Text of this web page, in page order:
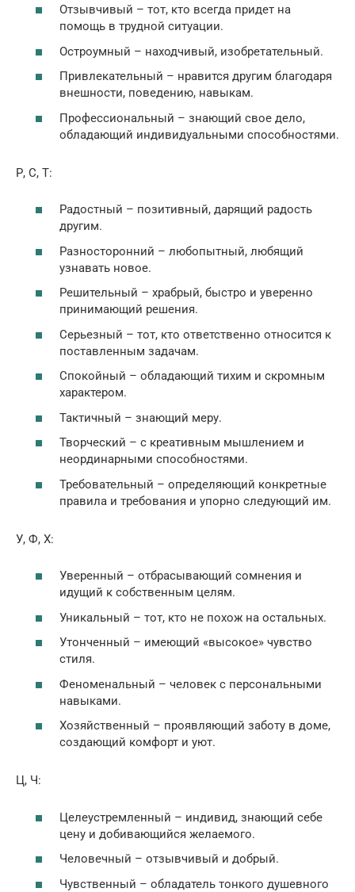
Отзывчивый – тот, кто всегда придет на
помощь в трудной ситуации.
Остроумный – находчивый, изобретательный.
Привлекательный – нравится другим благодаря
внешности, поведению, навыкам.
Профессиональный – знающий свое дело,
обладающий индивидуальными способностями.
Р, С, Т:
Радостный – позитивный, дарящий радость
другим.
Разносторонний – любопытный, любящий
узнавать новое.
Решительный – храбрый, быстро и уверенно
принимающий решения.
Серьезный – тот, кто ответственно относится к
поставленным задачам.
Спокойный – обладающий тихим и скромным
характером.
Тактичный – знающий меру.
Творческий – с креативным мышлением и
неординарными способностями.
Требовательный – определяющий конкретные
правила и требования и упорно следующий им.
У, Ф, Х:
Уверенный – отбрасывающий сомнения и
идущий к собственным целям.
Уникальный – тот, кто не похож на остальных.
Утонченный – имеющий «высокое» чувство
стиля.
Феноменальный – человек с персональными
навыками.
Хозяйственный – проявляющий заботу в доме,
создающий комфорт и уют.
Ц, Ч:
Целеустремленный – индивид, знающий себе
цену и добивающийся желаемого.
Человечный – отзывчивый и добрый.
Чувственный – обладатель тонкого душевного